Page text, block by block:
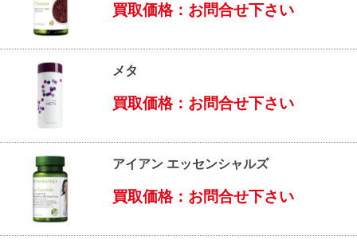
買取価格：お問合せ下さい
メタ
買取価格：お問合せ下さい
アイアン エッセンシャルズ
買取価格：お問合せ下さい